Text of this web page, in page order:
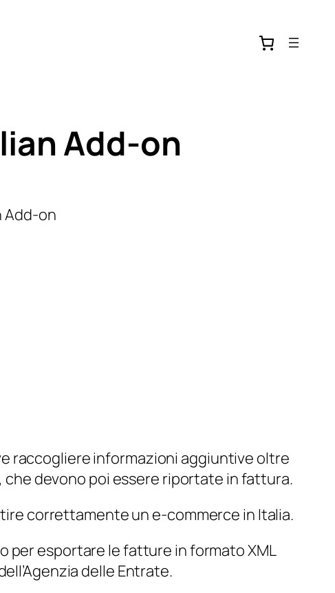
Add-on
Add-on
raccogliere informazioni aggiuntive oltre
, che devono poi essere riportate in fattura.
correttamente un e-commerce in Italia.
per esportare le fatture in formato XML
delle Entrate.